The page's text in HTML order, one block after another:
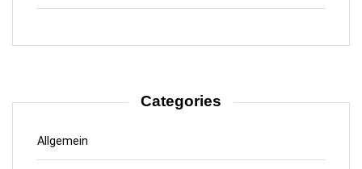
Categories
Allgemein